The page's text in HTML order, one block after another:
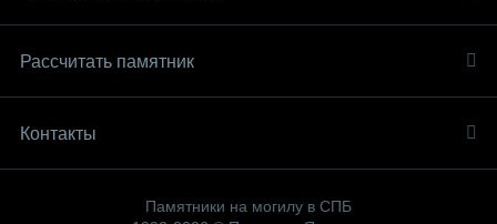
Рассчитать памятник
Контакты
Памятники на могилу в СПБ